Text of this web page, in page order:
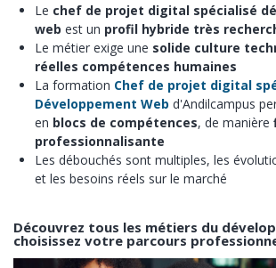
Le chef de projet digital spécialisé
web est un profil hybride très
Le métier exige une solide culture
réelles compétences humaines
La formation Chef de projet digital
Développement Web d'Andilcampus
en blocs de compétences, de manière
professionnalisante
Les débouchés sont multiples, les
et les besoins réels sur le marché
Découvrez tous les métiers du
choisissez votre parcours